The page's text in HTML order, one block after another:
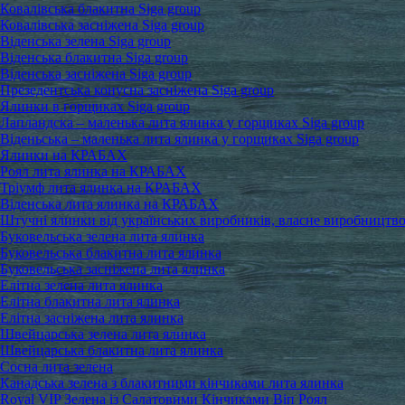
Ковалівська блакитна Siga group
Ковалівська засніжена Siga group
Віденська зелена Siga group
Віденська блакитна Siga group
Віденська засніжена Siga group
Презедентська конусна засніжена Siga group
Ялинки в горщиках Siga group
Лапландска – маленька лита ялинка у горщиках Siga group
Віденьська – маленька лита ялинка у горщиках Siga group
Ялинки на КРАБАХ
Роял лита ялинка на КРАБАХ
Тріумф лита ялинка на КРАБАХ
Віденська лита ялинка на КРАБАХ
Штучні ялинки від українських виробників, власне виробництво
Буковельська зелена лита ялинка
Буковельська блакитна лита ялинка
Буковельська засніжена лита ялинка
Елітна зелена лита ялинка
Елітна блакитна лита ялинка
Елітна засніжена лита ялинка
Швейцарська зелена лита ялинка
Швейцарська блакитна лита ялинка
Сосна лита зелена
Канадська зелена з блакитними кінчиками лита ялинка
Royal VIP Зелена із Салатовими Кінчиками Віп Роял